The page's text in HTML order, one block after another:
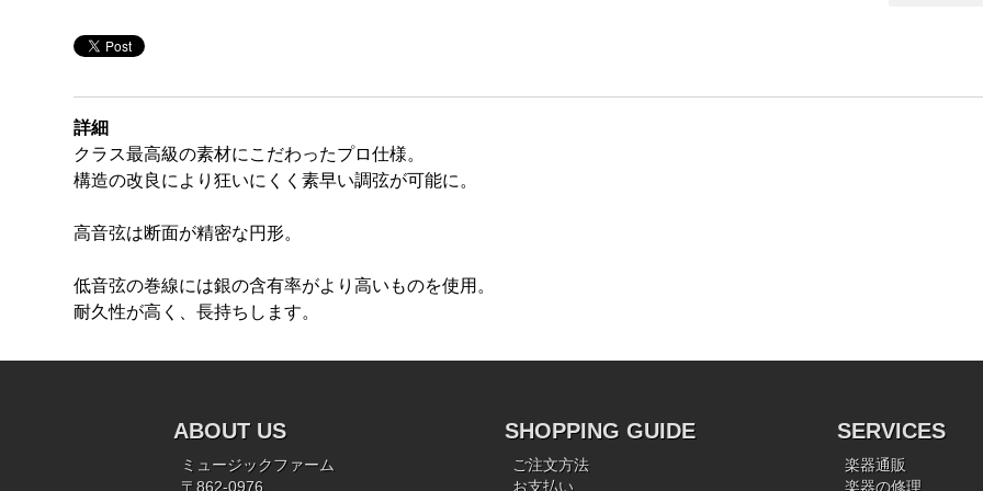
詳細
クラス最高級の素材にこだわったプロ仕様。
構造の改良により狂いにくく素早い調弦が可能に。
高音弦は断面が精密な円形。
低音弦の巻線には銀の含有率がより高いものを使用。
耐久性が高く、長持ちします。
ABOUT US
ミュージックファーム
〒862-0976
SHOPPING GUIDE
ご注文方法
お支払い
SERVICES
楽器通販
楽器の修理